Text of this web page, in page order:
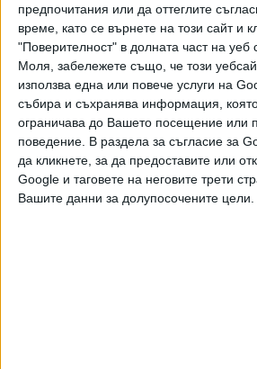
предпочитания или да оттеглите
време, като се върнете на този сайт и
"Поверителност" в долната част на уеб
Моля, забележете също, че този
използва една или повече услуги на
събира и съхранява информация,
ограничава до Вашето посещение или
поведение. В раздела за съгласие за
да кликнете, за да предоставите или
Google и таговете на неговите трети
Вашите данни за долупосочените цели.
Според него новата марка ще
компанията към "метавселената",
изостави екраните и ще изпита
си във виртуалната реалност".
"Научихме много от борбата
проблеми и живота в затворени
време да приложим всичко, което
изграждането на следващия етап",
време на годишната конференция на